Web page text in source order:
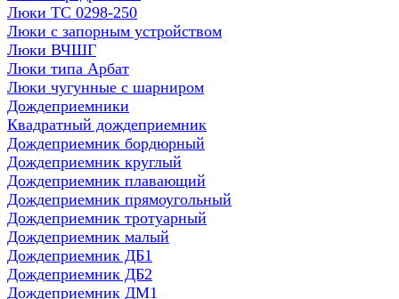
Люки ТС 0298-250
Люки с запорным устройством
Люки ВЧШГ
Люки типа Арбат
Люки чугунные с шарниром
Дождеприемники
Квадратный дождеприемник
Дождеприемник бордюрный
Дождеприемник круглый
Дождеприемник плавающий
Дождеприемник прямоугольный
Дождеприемник тротуарный
Дождеприемник малый
Дождеприемник ДБ1
Дождеприемник ДБ2
Дождеприемник ДМ1